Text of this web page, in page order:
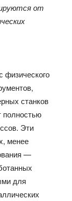
от
физического
станков
Эти
менее
—
для